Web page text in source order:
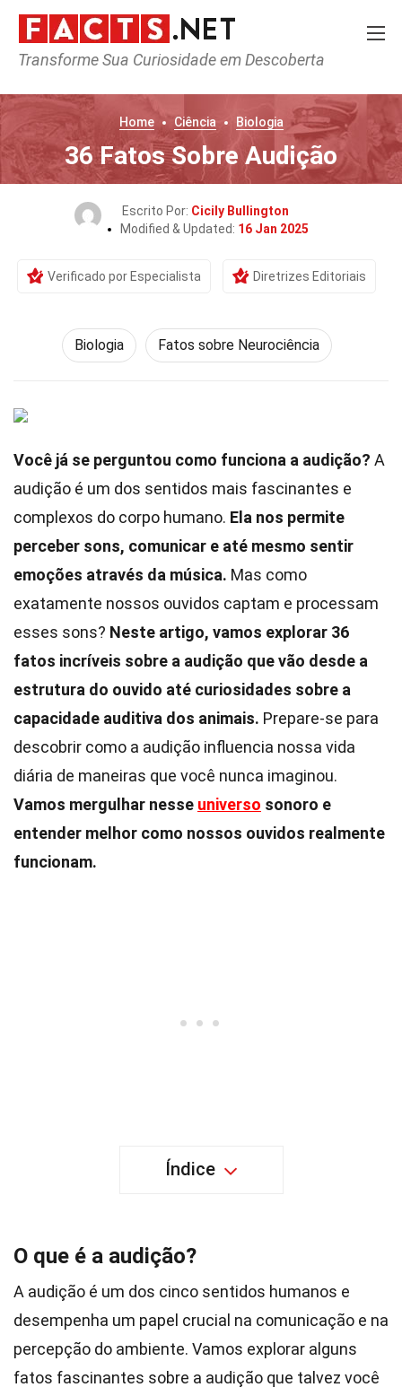
Transforme Sua Curiosidade em Descoberta
Home Ciência Biologia
36 Fatos Sobre Audição
Escrito Por: Cicily Bullington
Modified & Updated: 16 Jan 2025
Verificado por Especialista Diretrizes Editoriais
Biologia Fatos sobre Neurociência
Você já se perguntou como funciona a audição? A
audição é um dos sentidos mais fascinantes e
complexos do corpo humano. Ela nos permite
perceber sons, comunicar e até mesmo sentir
emoções através da música. Mas como
exatamente nossos ouvidos captam e processam
esses sons? Neste artigo, vamos explorar 36
fatos incríveis sobre a audição que vão desde a
estrutura do ouvido até curiosidades sobre a
capacidade auditiva dos animais. Prepare-se para
descobrir como a audição influencia nossa vida
diária de maneiras que você nunca imaginou.
Vamos mergulhar nesse universo sonoro e
entender melhor como nossos ouvidos realmente
funcionam.
Índice
O que é a audição?
A audição é um dos cinco sentidos humanos e
desempenha um papel crucial na comunicação e na
percepção do ambiente. Vamos explorar alguns
fatos fascinantes sobre a audição que talvez você